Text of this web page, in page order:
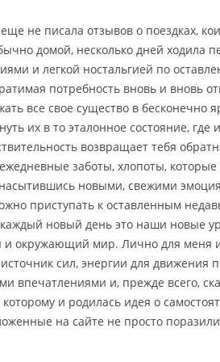
ЧЕШМЕ
МАРМАРИС
ЭФЕС
ПЕРГАМ
ТУРЦИИ
АНТАЛИЯ –
СТОЛИЦА
ФАЗЕЛИС
АСПЕНДОС
ПЕРГЕ
ПАМУККАЛЕ И
ИЕРАПОЛИС
БУРСА-
ОСМАНСКОГО
САФРАНБОЛУ:
В ТУРЦИИ
НЕМРУТ ДАГ —
И ГАЛЛИПОЛИ
– ГОРОД СКАЛЬНЫХ
ТУРЦИИ
ДЛЯ ПОЕЗДКИ В
И ПОГОДА В ТУРЦИИ
ПЛОЩАДЬ ТАКСИМ, УЛИЦА
ИСТИКЛЯЛЬ И РАЙОН БЕЙОГЛУ
БОСФОР — ДУША СТАМБУЛА
СОБОР СВЯТОЙ СОФИИ
ДВОРЦЫ СТАМБУЛА
МЕЧЕТИ СТАМБУЛА
МУЗЕИ СТАМБУЛА
БАЗАРЫ И РЫНКИ СТАМБУЛА
КРЕПОСТИ СТАМБУЛА
ФОТОГРАФИИ
ОТЗЫВЫ
не писала отзывов о поездках,
домой, несколько дней ходила
и легкой ностальгией по
потребность вновь и вновь
все свое существо в бесконечно
их в то эталонное состояние,
возвращает тебя
заботы, хлопоты,
новыми, свежими
приступать к оставленным
новый день это наши новые
и окружающий мир. Лично для меня
сил, энергии для движения
впечатлениями и, прежде всего,
которому и родилась идея о
на сайте не просто